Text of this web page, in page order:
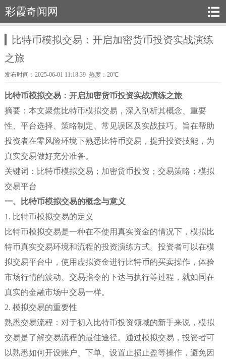
彩霞奇闻网
比特币模拟交易：开启加密货币投资实战演练
之旅
发布时间：2025-06-01 11:18:39 热度：20℃
比特币模拟交易：开启加密货币投资实战演练之旅
摘要：本文聚焦比特币模拟交易，深入剖析其概念、重要
性、平台选择、策略制定、常见误区及实战技巧。旨在帮助
投资者在零风险环境下熟悉比特币交易，提升投资技能，为
真实交易做好充分准备。
关键词：比特币模拟交易；加密货币投资；交易策略；模拟
交易平台
一、比特币模拟交易的概念与意义
1. 比特币模拟交易的定义
比特币模拟交易是一种在不使用真实资金的情况下，模拟比
特币真实交易环境和流程的投资演练方式。投资者可以在模
拟交易平台中，使用虚拟资金进行比特币的买卖操作，体验
市场行情的波动、交易指令的下达与执行等过程，就如同在
真实的金融市场中交易一样。
2. 模拟交易的重要性
熟悉交易流程：对于初入比特币投资领域的新手来说，模拟
交易是了解交易流程的最佳途径。通过模拟交易，投资者可
以熟悉如何开设账户、下单、设置止损止盈等操作，避免因